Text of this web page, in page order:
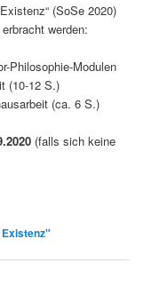
(SoSe 2020)
werden:
Philosophie-Modulen
(10-12 S.)
(ca. 6 S.)
(falls sich keine